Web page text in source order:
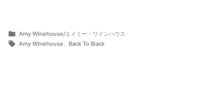
訳・
意
訳・
意
投
ら
5
カ
テ
Amy WInehouse/エイミー・ワインハウス
タ
Amy WInehouse Back To Black